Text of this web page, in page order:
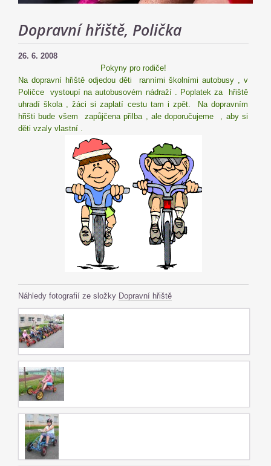
Dopravní hřiště, Polička
26. 6. 2008
Pokyny pro rodiče!
Na dopravní hřiště odjedou děti ranními školními autobusy , v
Poličce vystoupí na autobusovém nádraží . Poplatek za hřiště
uhradí škola , žáci si zaplatí cestu tam i zpět. Na dopravním
hřišti bude všem zapůjčena přilba , ale doporučujeme , aby si
děti vzaly vlastní .
Náhledy fotografií ze složky Dopravní hřiště